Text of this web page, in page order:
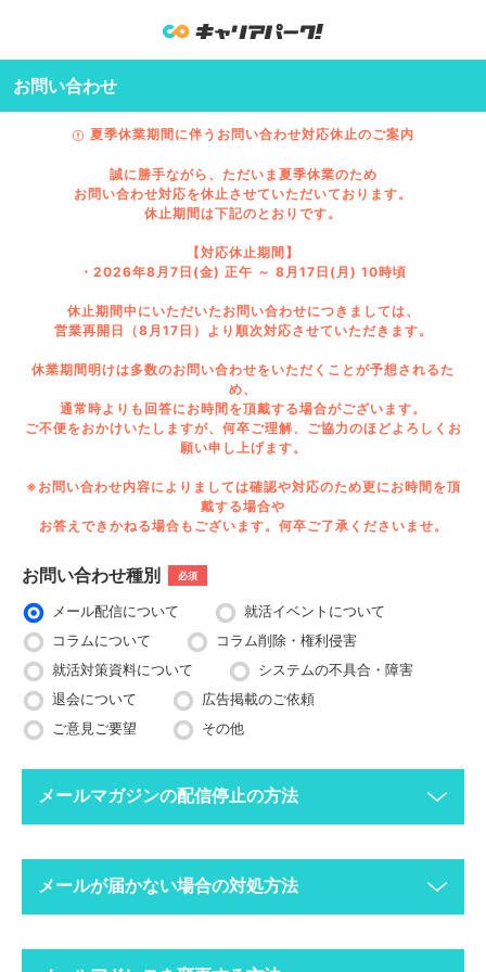
お問い合わせ
夏季休業期間に伴うお問い合わせ対応休止のご案内
誠に勝手ながら、ただいま夏季休業のため
お問い合わせ対応を休止させていただいております。
休止期間は下記のとおりです。
【対応休止期間】
・2026年8月7日(金) 正午 ～ 8月17日(月) 10時頃
休止期間中にいただいたお問い合わせにつきましては、
営業再開日（8月17日）より順次対応させていただきます。
休業期間明けは多数のお問い合わせをいただくことが予想されるた
め、
通常時よりも回答にお時間を頂戴する場合がございます。
ご不便をおかけいたしますが、何卒ご理解、ご協力のほどよろしくお
願い申し上げます。
※お問い合わせ内容によりましては確認や対応のため更にお時間を頂
戴する場合や
お答えできかねる場合もございます。何卒ご了承くださいませ。
お問い合わせ種別 必須
メール配信について
就活イベントについて
コラムについて
コラム削除・権利侵害
就活対策資料について
システムの不具合・障害
退会について
広告掲載のご依頼
ご意見ご要望
その他
メールマガジンの配信停止の方法
ってください。
配信停止までに2〜3営業日ほどかかる場合がございますのでご
メールが届かない場合の対処方法